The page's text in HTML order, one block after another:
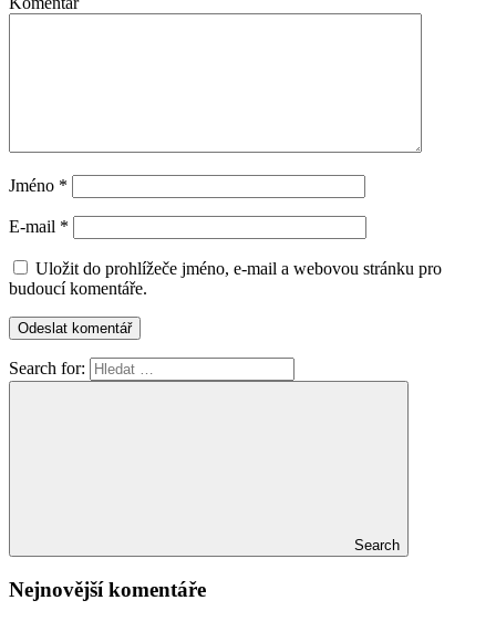
Jméno *
E-mail *
Uložit do prohlížeče jméno, e-mail a webovou stránku pro
budoucí komentáře.
Search for:
Search
Nejnovější komentáře